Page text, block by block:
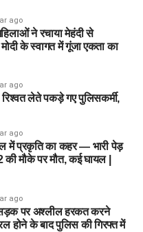
ago
ने रचाया मेहंदी से
के स्वागत में गूंजा एकता का
ago
रिश्वत लेते पकड़े गए पुलिसकर्मी,
ago
में प्रकृति का कहर — भारी पेड़
मौके पर मौत, कई घायल |
ago
पर अश्लील हरकत करने
होने के बाद पुलिस की गिरफ्त में